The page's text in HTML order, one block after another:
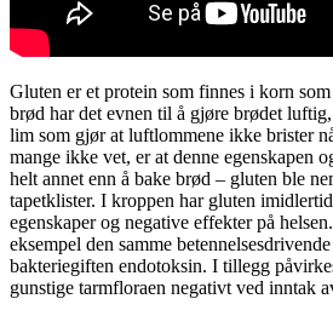
Gluten er et protein som finnes i korn
brød har det evnen til å gjøre brødet
lim som gjør at luftlommene ikke brister
mange ikke vet, er at denne egenskapen
helt annet enn å bake brød – gluten ble
tapetklister. I kroppen har gluten
egenskaper og negative effekter på
eksempel den samme
bakteriegiften endotoksin. I tillegg
gunstige tarmfloraen negativt ved inntak